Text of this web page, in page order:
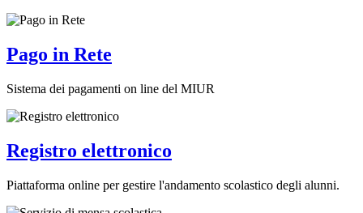
Pago in Rete
Sistema dei pagamenti on line del MIUR
Registro elettronico
Piattaforma online per gestire l'andamento scolastico degli alunni.